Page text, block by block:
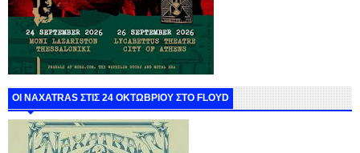
ΟΙ NAXATRAS ΣΤΙΣ 24 ΟΚΤΩΒΡΙΟΥ ΣΤΟ FLOYD